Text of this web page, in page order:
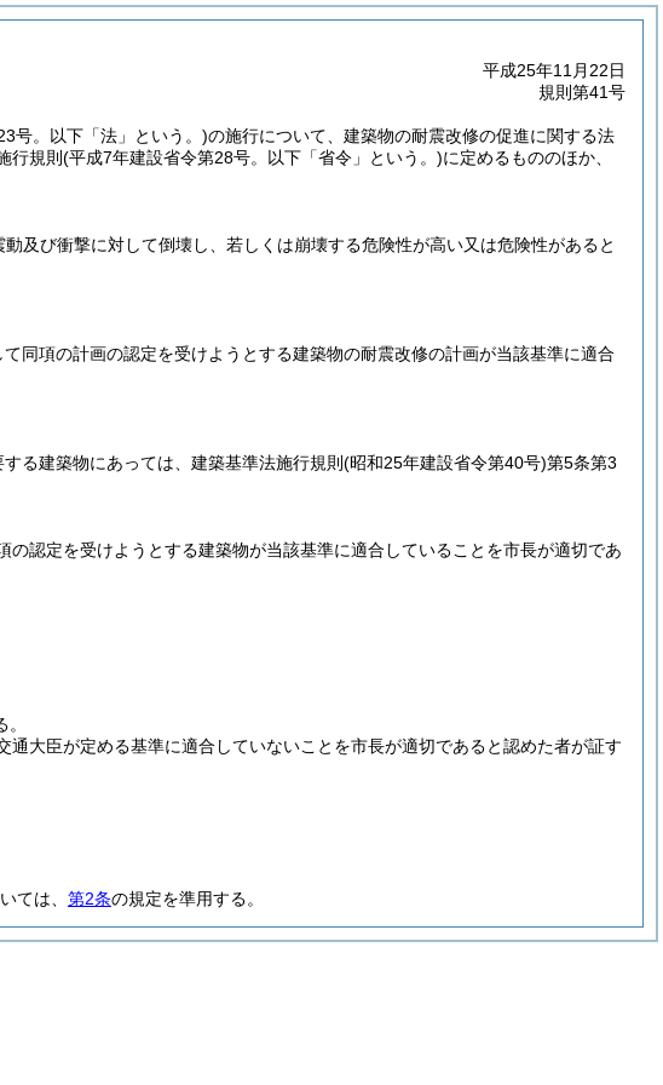
平成25年11月22日
規則第41号
号。以下「法」という。)の施行について、建築物の耐震改修の促進に関する法
行規則 (平成7年建設省令第28号。以下「省令」という。)に定めるもののほか、
動及び衝撃に対して倒壊し、若しくは崩壊する危険性が高い又は危険性があると
同項の計画の認定を受けようとする建築物の耐震改修の計画が当該基準に適合
る建築物にあっては、建築基準法施行規則 (昭和25年建設省令第40号)第5条第3
認定を受けようとする建築物が当該基準に適合していることを市長が適切であ
大臣が定める基準に適合していないことを市長が適切であると認めた者が証す
ては、 第2条の規定を準用する。